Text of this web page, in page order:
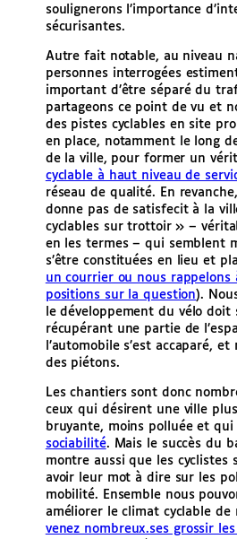
soulignerons l’importance
sécurisantes.
Autre fait notable, au niveau
personnes interrogées
important d’être séparé du
partageons ce point de vu et
des pistes cyclables en site
en place, notamment le long
de la ville, pour former un
cyclable à haut niveau de
réseau de qualité. En
donne pas de satisfecit à la
cyclables sur trottoir » –
en les termes – qui semblent
s’être constituées en lieu et
un courrier ou nous rappelons
positions sur la question).
le développement du vélo doit
récupérant une partie de
l’automobile s’est accaparé,
des piétons.
Les chantiers sont donc
ceux qui désirent une ville
bruyante, moins polluée et qui
sociabilité. Mais le succès du
montre aussi que les cyclistes
avoir leur mot à dire sur les
mobilité. Ensemble nous
améliorer le climat cyclable de
venez nombreux.ses grossir les